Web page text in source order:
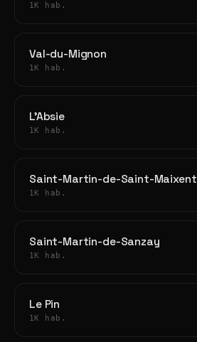
1K hab.
Val-du-Mignon
1K hab.
L'Absie
1K hab.
Saint-Martin-de-Saint-Maixent
1K hab.
Saint-Martin-de-Sanzay
1K hab.
Le Pin
1K hab.